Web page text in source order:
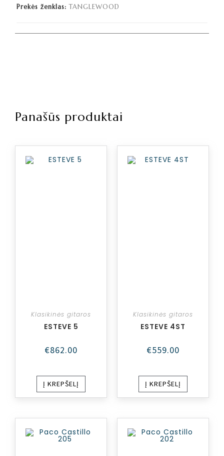
Prekės ženklas:TANGLEWOOD
Panašūs produktai
Klasikinės gitaros
ESTEVE 5
€862.00
Į KREPŠELĮ
Klasikinės gitaros
ESTEVE 4ST
€559.00
Į KREPŠELĮ